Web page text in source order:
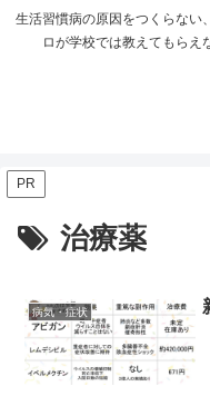
生活習慣病の原因をつくらな
ロが学校では教えてもらえ
PR
治療薬
病気・症状